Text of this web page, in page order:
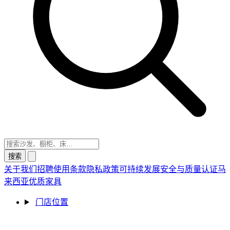
搜索
关于我们 招聘使用条款隐私政策可持续发展安全与质量认证马
来西亚优质家具
门店位置